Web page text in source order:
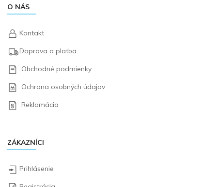
O NÁS
Kontakt
Doprava a platba
Obchodné podmienky
Ochrana osobných údajov
Reklamácia
ZÁKAZNÍCI
Prihlásenie